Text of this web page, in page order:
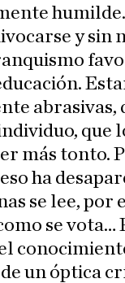
y
abrasivas,
que
más tonto.
ha
se lee, por
se
un óptica